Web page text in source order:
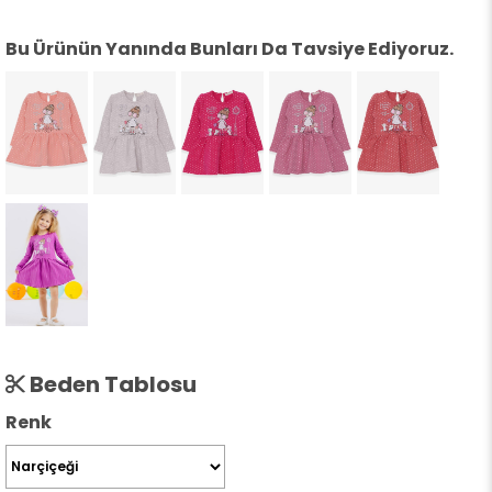
Bu Ürünün Yanında Bunları Da Tavsiye Ediyoruz.
Beden Tablosu
Renk